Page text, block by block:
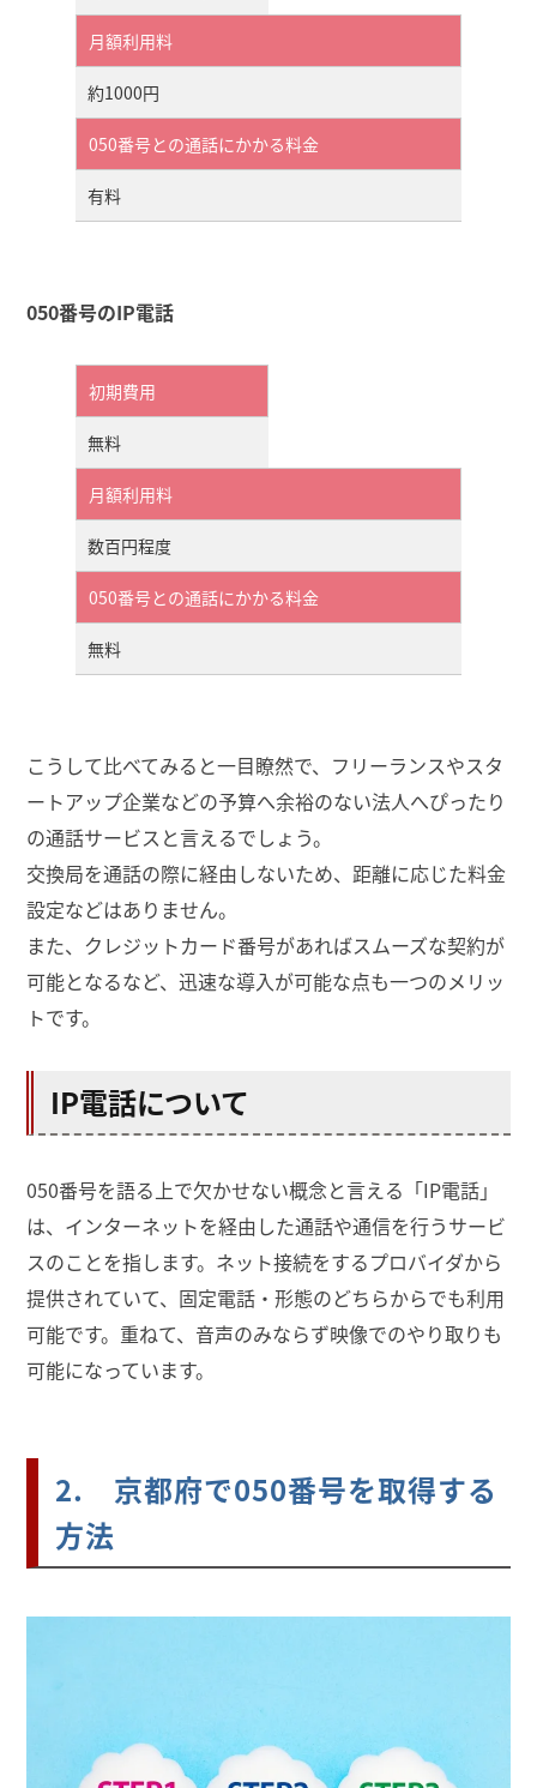
月額利用料
約1000円
050番号との通話にかかる料金
有料
050番号のIP電話
初期費用
無料
月額利用料
数百円程度
050番号との通話にかかる料金
無料
こうして比べてみると一目瞭然で、フリーランスやスタ
ートアップ企業などの予算へ余裕のない法人へぴったり
の通話サービスと言えるでしょう。
交換局を通話の際に経由しないため、距離に応じた料金
設定などはありません。
また、クレジットカード番号があればスムーズな契約が
可能となるなど、迅速な導入が可能な点も一つのメリッ
トです。
IP電話について
050番号を語る上で欠かせない概念と言える「IP電話」
は、インターネットを経由した通話や通信を行うサービ
スのことを指します。ネット接続をするプロバイダから
提供されていて、固定電話・形態のどちらからでも利用
可能です。重ねて、音声のみならず映像でのやり取りも
可能になっています。
2. 京都府で050番号を取得する
方法